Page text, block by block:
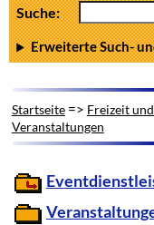
Suche:
Erweiterte Such-
Startseite=> Freizeit
Veranstaltungen